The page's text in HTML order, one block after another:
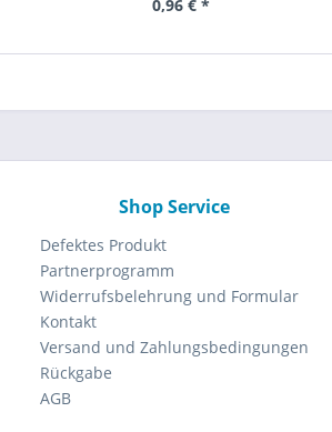
0,96 € *
Shop Service
Defektes Produkt
Partnerprogramm
Widerrufsbelehrung und Formular
Kontakt
Versand und Zahlungsbedingungen
Rückgabe
AGB